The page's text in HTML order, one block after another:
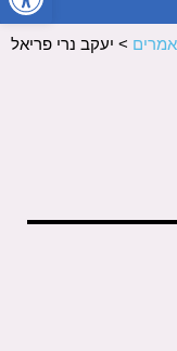
> יעקב נרי פריאל